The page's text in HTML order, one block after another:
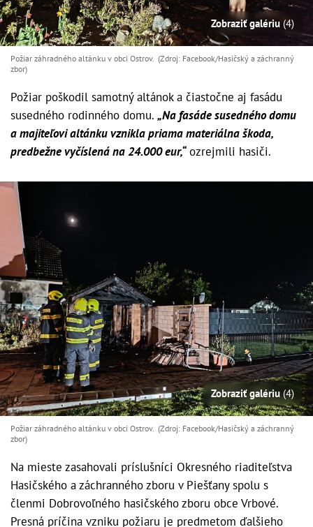
Zobraziť galériu (4)
Požiar záhradného altánku v obci Ostrov. (Zdroj: Facebook/Hasičský a záchranný
zbor )
Požiar poškodil samotný altánok a čiastočne aj fasádu
susedného rodinného domu. „Na fasáde susedného domu
a majiteľovi altánku vznikla priama materiálna škoda,
predbežne vyčíslená na 24.000 eur,“ozrejmili hasiči.
Zobraziť galériu (4)
Požiar záhradného altánku v obci Ostrov. (Zdroj: Facebook/Hasičský a záchranný
zbor )
Na mieste zasahovali príslušníci Okresného riaditeľstva
Hasičského a záchranného zboru v Piešťany spolu s
členmi Dobrovoľného hasičského zboru obce Vrbové.
Presná príčina vzniku požiaru je predmetom ďalšieho